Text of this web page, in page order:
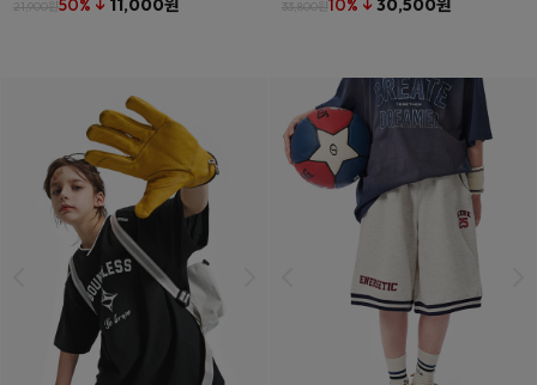
21,900원50% ↓ 11,000원 33,800원10% ↓ 30,500원